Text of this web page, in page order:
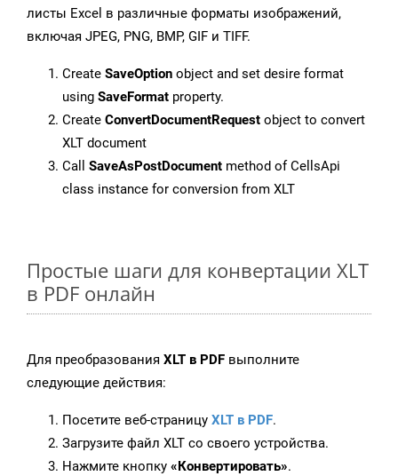
листы Excel в различные форматы изображений,
включая JPEG, PNG, BMP, GIF и TIFF.
Create SaveOption object and set desire format
using SaveFormat property.
Create ConvertDocumentRequest object to convert
XLT document
Call SaveAsPostDocument method of CellsApi
class instance for conversion from XLT
Простые шаги для конвертации XLT
в PDF онлайн
Для преобразования XLT в PDF выполните
следующие действия:
Посетите веб-страницу XLT в PDF.
Загрузите файл XLT со своего устройства.
Нажмите кнопку «Конвертировать».